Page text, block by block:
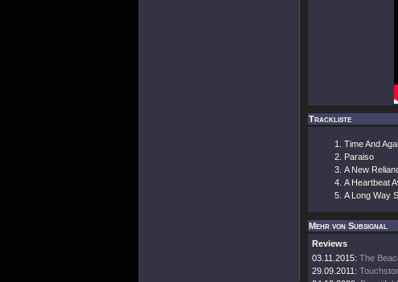
Trackliste
Time And
Paraiso
A New
A Heartbeat
A Long Way
Mehr von Subsignal
Reviews
03.11.2015: The
29.09.2011: